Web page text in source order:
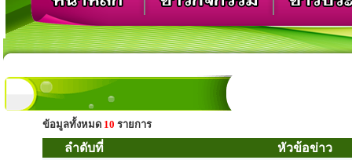
ข้อมูลทั้งหมด 10 รายการ
ลำดับที่ หัวข้อข่าว